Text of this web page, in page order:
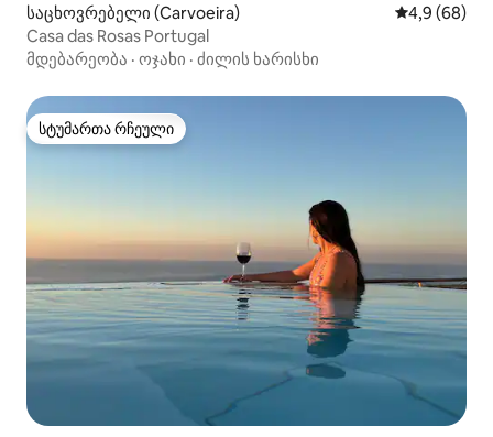
საცხოვრებელი (Carvoeira) საშუალო
4,9 (68)
Casa das Rosas Portugal
მდებარეობა · ოჯახი · ძილის ხარისხი
სტუმართა რჩეული
სტუმართა რჩეული